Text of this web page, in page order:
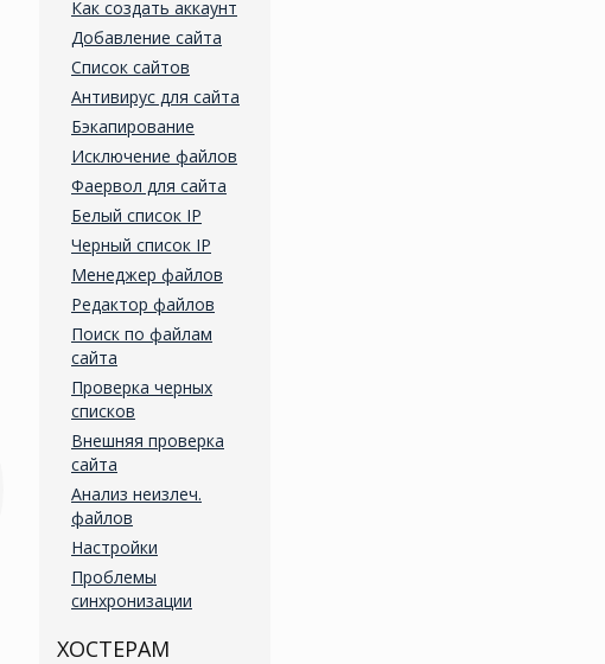
Как создать аккаунт
Добавление сайта
Список сайтов
Антивирус для сайта
Бэкапирование
Исключение файлов
Фаервол для сайта
Белый список IP
Черный список IP
Менеджер файлов
Редактор файлов
Поиск по файлам
сайта
Проверка черных
списков
Внешняя проверка
сайта
Анализ неизлеч.
файлов
Настройки
Проблемы
синхронизации
ХОСТЕРАМ